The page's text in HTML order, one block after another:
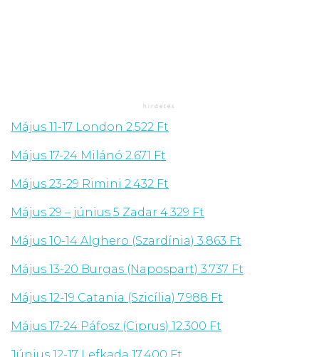
Május 11-17 London 2.522 Ft
Május 17-24 Milánó 2.671 Ft
Május 23-29 Rimini 2.432 Ft
Május 29 – június 5 Zadar 4.329 Ft
Május 10-14 Alghero (Szardínia) 3.863 Ft
Május 13-20 Burgas (Napospart) 3.737 Ft
Május 12-19 Catania (Szicília) 7.988 Ft
Május 17-24 Páfosz (Ciprus) 12.300 Ft